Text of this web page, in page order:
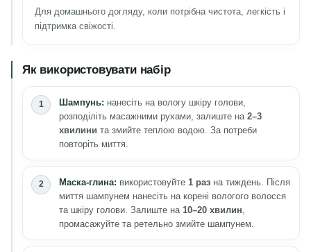
Для домашнього догляду, коли потрібна чистота, легкість і
підтримка свіжості.
Як використовувати набір
Шампунь: нанесіть на вологу шкіру голови,
розподіліть масажними рухами, залиште на 2–3
хвилини та змийте теплою водою. За потреби
повторіть миття.
Маска-глина: використовуйте 1 раз на тиждень. Після
миття шампунем нанесіть на корені вологого волосся
та шкіру голови. Залиште на 10–20 хвилин
промасажуйте та ретельно змийте шампунем.